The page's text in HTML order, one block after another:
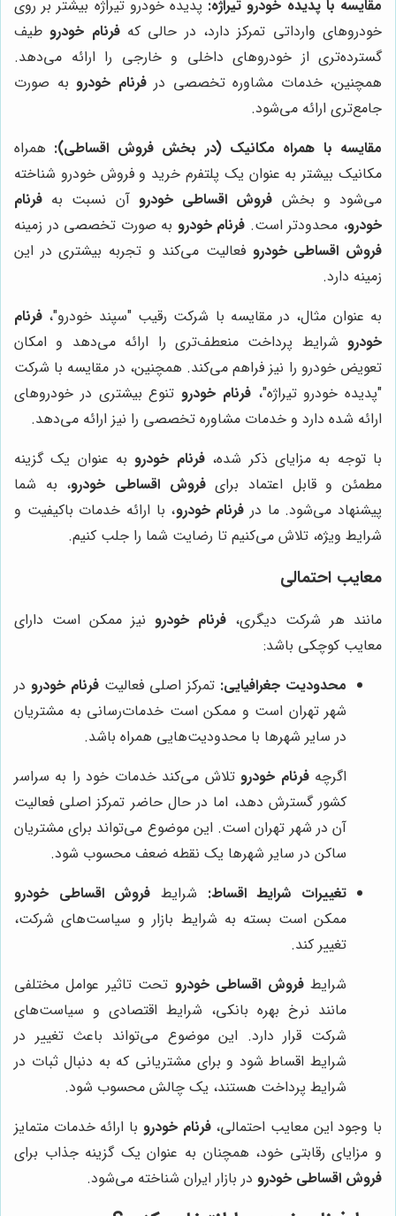
مقایسه با پدیده خودرو تیراژه: پدیده خودرو تیراژه بیشتر بر روی
خودروهای وارداتی تمرکز دارد، در حالی کهفرنام خودرو طیف
گسترده‌تری از خودروهای داخلی و خارجی را ارائه می‌دهد.
همچنین، خدمات مشاوره تخصصی درفرنام خودرو به صورت
جامع‌تری ارائه می‌شود.
مقایسه با همراه مکانیک (در بخش فروش اقساطی): همراه
مکانیک بیشتر به عنوان یک پلتفرم خرید و فروش خودرو شناخته
می‌شود و بخش فروش اقساطی خودرو آن نسبت به فرنام
خودرو، محدودتر است. فرنام خودرو به صورت تخصصی در زمینه
فروش اقساطی خودرو فعالیت می‌کند و تجربه بیشتری در این
زمینه دارد.
به عنوان مثال، در مقایسه با شرکت رقیب "سپند خودرو"، فرنام
خودرو شرایط پرداخت منعطف‌تری را ارائه می‌دهد و امکان
تعویض خودرو را نیز فراهم می‌کند. همچنین، در مقایسه با شرکت
"پدیده خودرو تیراژه"،فرنام خودرو تنوع بیشتری در خودروهای
ارائه شده دارد و خدمات مشاوره تخصصی را نیز ارائه می‌دهد.
با توجه به مزایای ذکر شده،فرنام خودرو به عنوان یک گزینه
مطمئن و قابل اعتماد برایفروش اقساطی خودرو، به شما
پیشنهاد می‌شود. ما در فرنام خودرو، با ارائه خدمات باکیفیت و
شرایط ویژه، تلاش می‌کنیم تا رضایت شما را جلب کنیم.
معایب احتمالی
مانند هر شرکت دیگری، فرنام خودرو نیز ممکن است دارای
معایب کوچکی باشد:
محدودیت جغرافیایی: تمرکز اصلی فعالیت فرنام خودرو در
شهر تهران است و ممکن است خدمات‌رسانی به مشتریان
در سایر شهرها با محدودیت‌هایی همراه باشد.
اگرچهفرنام خودروتلاش می‌کند خدمات خود را به سراسر
کشور گسترش دهد، اما در حال حاضر تمرکز اصلی فعالیت
آن در شهر تهران است. این موضوع می‌تواند برای مشتریان
ساکن در سایر شهرها یک نقطه ضعف محسوب شود.
تغییرات شرایط اقساط: شرایط فروش اقساطی خودرو
ممکن است بسته به شرایط بازار و سیاست‌های شرکت،
تغییر کند.
شرایطفروش اقساطی خودرو تحت تاثیر عوامل مختلفی
مانند نرخ بهره بانکی، شرایط اقتصادی و سیاست‌های
شرکت قرار دارد. این موضوع می‌تواند باعث تغییر در
شرایط اقساط شود و برای مشتریانی که به دنبال ثبات در
شرایط پرداخت هستند، یک چالش محسوب شود.
با وجود این معایب احتمالی،فرنام خودرو با ارائه خدمات متمایز
و مزایای رقابتی خود، همچنان به عنوان یک گزینه جذاب برای
فروش اقساطی خودرو در بازار ایران شناخته می‌شود.